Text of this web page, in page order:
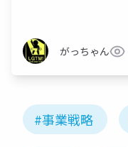
がっちゃん
#事業戦略